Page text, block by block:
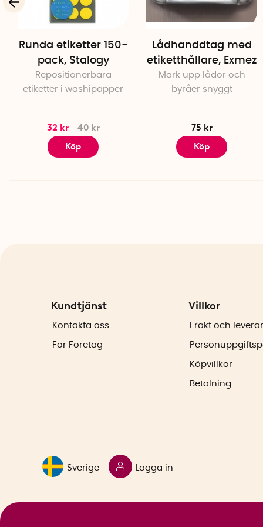
Runda etiketter 150-
pack, Stalogy
Repositionerbara
etiketter i washipapper
32 kr
40 kr
Köp
Lådhanddtag med
etiketthållare, Exmez
Märk upp lådor och
byråer snyggt
75 kr
Köp
Kundtjänst
Kontakta oss
För Företag
Villkor
Frakt och
Köpvillkor
Betalning
Sverige Logga in